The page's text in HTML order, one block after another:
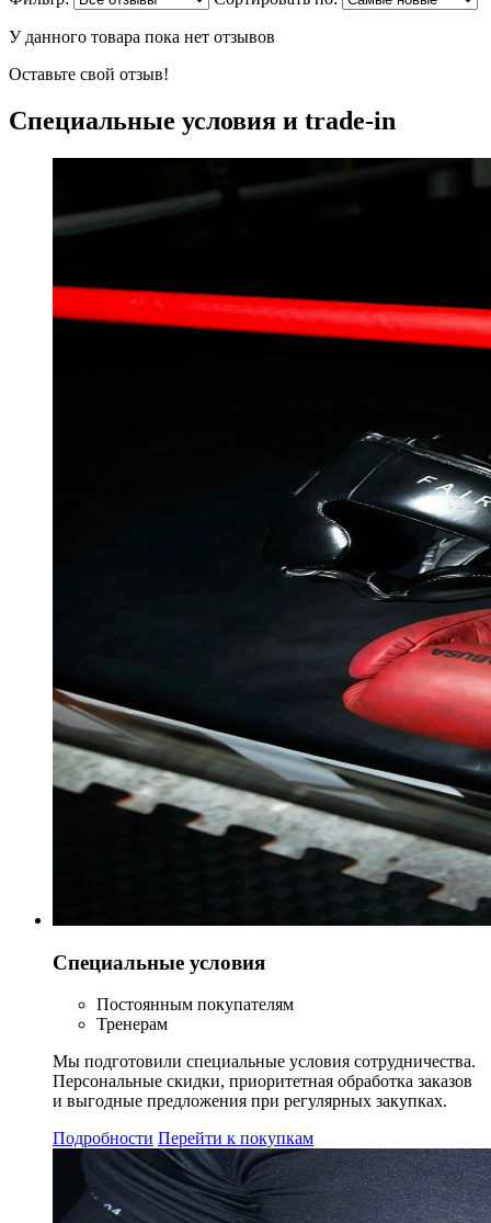
У данного товара пока нет отзывов
Оставьте свой отзыв!
Специальные условия и trade-in
Специальные условия
Постоянным покупателям
Тренерам
Мы подготовили специальные условия сотрудничества.
Персональные скидки, приоритетная обработка заказов
и выгодные предложения при регулярных закупках.
Подробности Перейти к покупкам